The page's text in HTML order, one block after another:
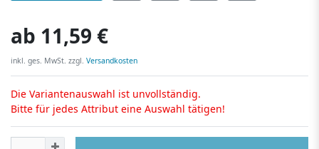
ab 11,59 €
inkl. ges. MwSt. zzgl. Versandkosten
Die Variantenauswahl ist unvollständig.
Bitte für jedes Attribut eine Auswahl tätigen!